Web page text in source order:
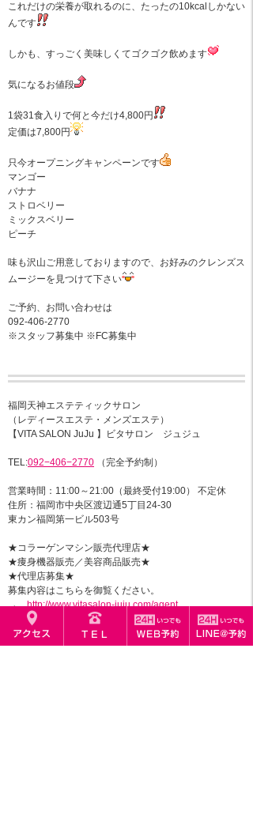
これだけの栄養が取れるのに、たったの10kcalしかない
んです
しかも、すっごく美味しくてゴクゴク飲めます
気になるお値段
1袋31食入りで何と今だけ4,800円
定価は7,800円
只今オープニングキャンペーンです
マンゴー
バナナ
ストロベリー
ミックスベリー
ピーチ
味も沢山ご用意しておりますので、お好みのクレンズス
ムージーを見つけて下さい
ご予約、お問い合わせは
092-406-2770
※スタッフ募集中 ※FC募集中
福岡天神エステティックサロン
（レディースエステ・メンズエステ）
【VITA SALON JuJu 】ビタサロン ジュジュ
TEL:092−406−2770 （完全予約制）
営業時間：11:00～21:00（最終受付19:00） 不定休
住所：福岡市中央区渡辺通5丁目24-30
東カン福岡第一ビル503号
★コラーゲンマシン販売代理店★
★痩身機器販売／美容商品販売★
★代理店募集★
募集内容はこちらを御覧ください。
→http://www.vitasalon-juju.com/agent
★JuJuフランチャイズ募集★
JuJuの最先端美容エステサロンで日本中の女性男性を